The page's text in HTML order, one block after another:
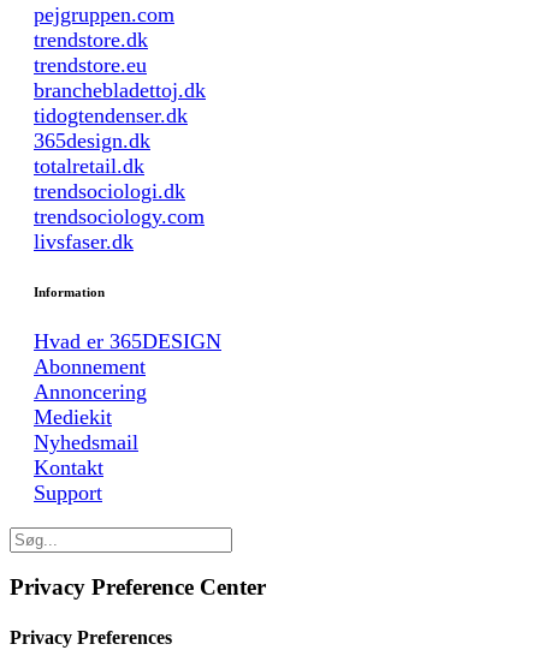
pejgruppen.com
trendstore.dk
trendstore.eu
branchebladettoj.dk
tidogtendenser.dk
365design.dk
totalretail.dk
trendsociologi.dk
trendsociology.com
livsfaser.dk
Information
Hvad er 365DESIGN
Abonnement
Annoncering
Mediekit
Nyhedsmail
Kontakt
Support
Privacy Preference Center
Privacy Preferences